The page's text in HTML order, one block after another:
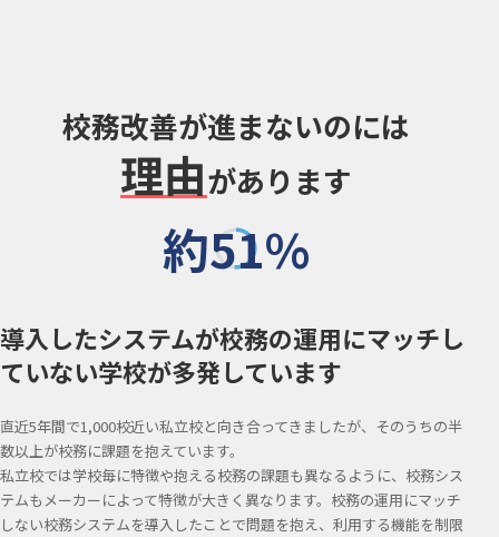
校務改善が進まないのには
理由があります
約51%
導入したシステムが校務の運用にマッチし
ていない学校が多発しています
直近5年間で1,000校近い私立校と向き合ってきましたが、そのうちの半
数以上が校務に課題を抱えています。
私立校では学校毎に特徴や抱える校務の課題も異なるように、校務シス
テムもメーカーによって特徴が大きく異なります。校務の運用にマッチ
しない校務システムを導入したことで問題を抱え、利用する機能を制限